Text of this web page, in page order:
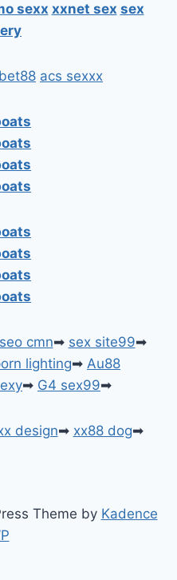
sexx xxnet sex sex
acs sexxx
cmn➡ sex site99➡
lighting➡ Au88
➡ G4 sex99➡
design➡ xx88 dog➡
Theme by Kadence